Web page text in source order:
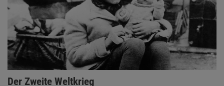
Der Zweite Weltkrieg